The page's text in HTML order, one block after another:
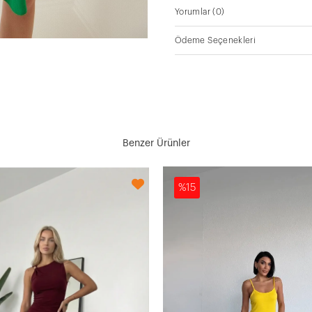
Yorumlar(0)
Ödeme Seçenekleri
Benzer Ürünler
%15